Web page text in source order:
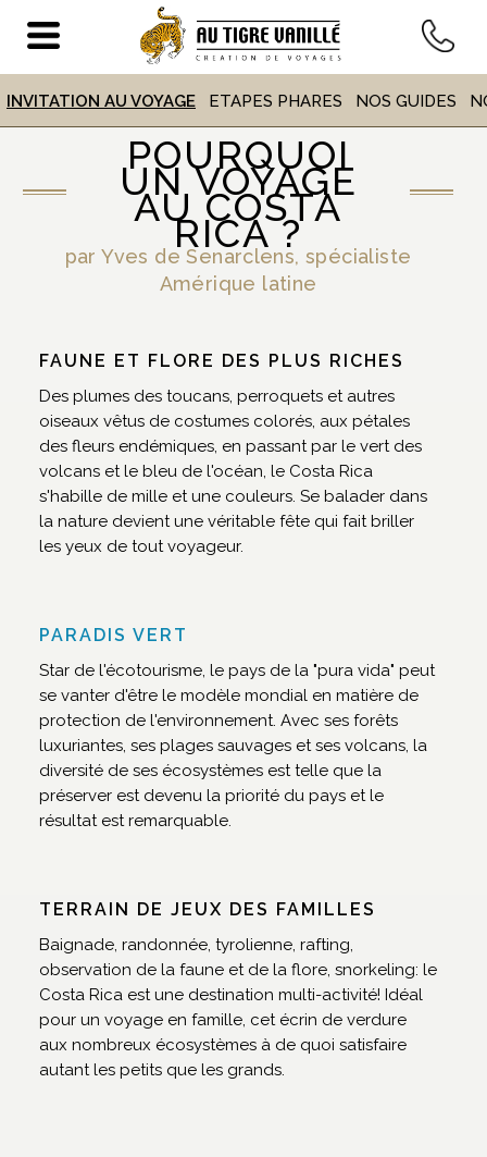
VOYAGE
AU COSTA RICA
>DESTINATIONS> VOYAGE AU COSTA RICA
INVITATION AU VOYAGE ETAPES PHARES NOS GUIDES
POURQUOI
UN VOYAGE
AU COSTA
RICA ?
par Yves de Senarclens, spécialiste
Amérique latine
FAUNE ET FLORE DES PLUS RICHES
Des plumes des toucans, perroquets et autres
oiseaux vêtus de costumes colorés, aux pétales
des fleurs endémiques, en passant par le vert des
volcans et le bleu de l'océan, le Costa Rica
s'habille de mille et une couleurs. Se balader dans
la nature devient une véritable fête qui fait briller
les yeux de tout voyageur.
PARADIS VERT
Star de l'écotourisme, le pays de la "pura vida" peut
se vanter d'être le modèle mondial en matière de
protection de l'environnement. Avec ses forêts
luxuriantes, ses plages sauvages et ses volcans, la
diversité de ses écosystèmes est telle que la
préserver est devenu la priorité du pays et le
résultat est remarquable.
TERRAIN DE JEUX DES FAMILLES
Baignade, randonnée, tyrolienne, rafting,
observation de la faune et de la flore, snorkeling: le
Costa Rica est une destination multi-activité! Idéal
pour un voyage en famille, cet écrin de verdure
aux nombreux écosystèmes à de quoi satisfaire
autant les petits que les grands.